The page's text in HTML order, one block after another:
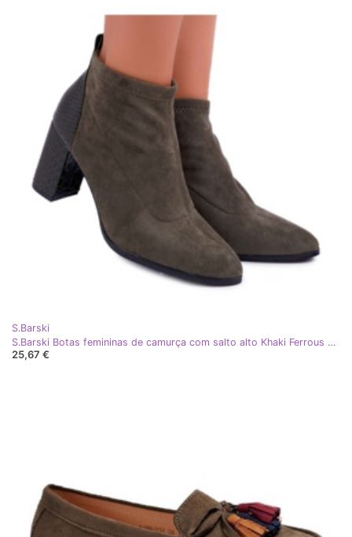
S.Barski
S.Barski Botas femininas de camurça com salto alto Khaki Ferrous cáqui
25,67 €